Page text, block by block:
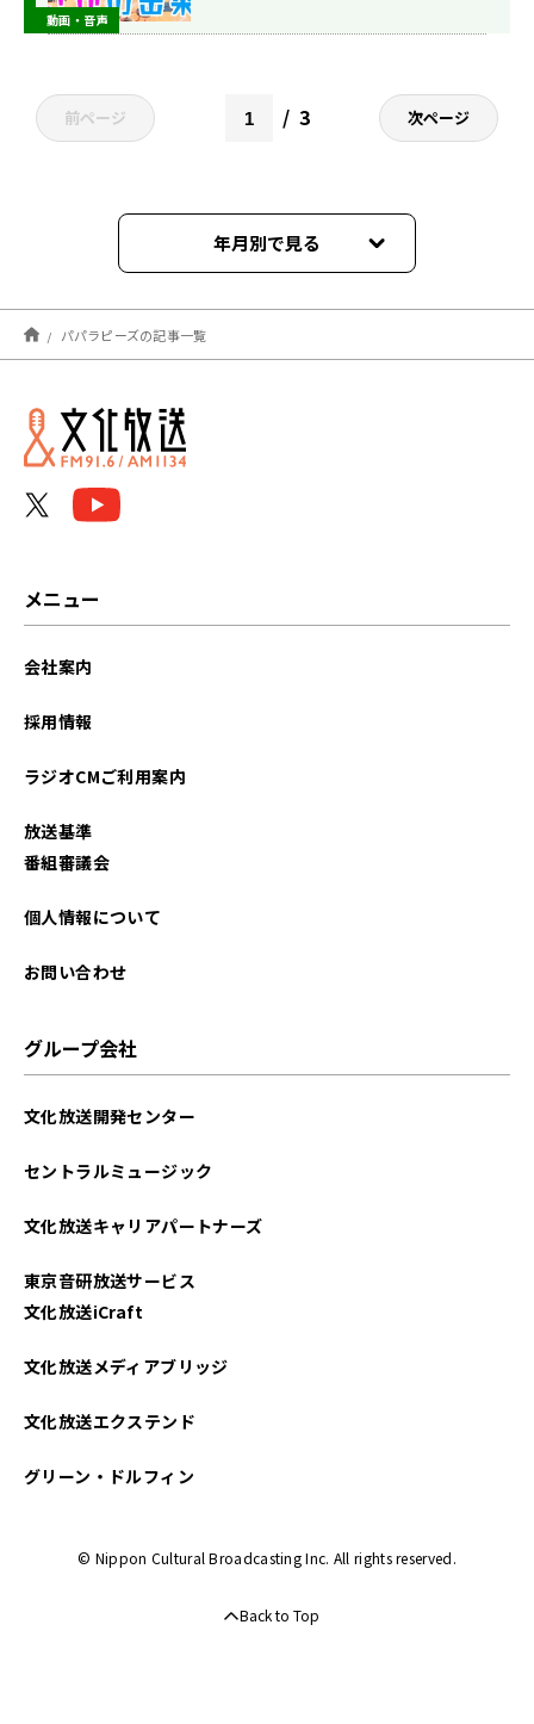
動画・音声
前ページ 3 次ページ
年月別で見る
2023年03月
2023年02月
2023年01月
2022年04月
2022年01月
2021年08月
2021年07月
2021年06月
パパラピーズの記事一覧
メニュー
会社案内
採用情報
ラジオCMご利用案内
放送基準
番組審議会
個人情報について
お問い合わせ
グループ会社
文化放送開発センター
セントラルミュージック
文化放送キャリアパートナーズ
東京音研放送サービス
文化放送iCraft
文化放送メディアブリッジ
文化放送エクステンド
グリーン・ドルフィン
© Nippon Cultural Broadcasting Inc. All rights reserved.
Back to Top